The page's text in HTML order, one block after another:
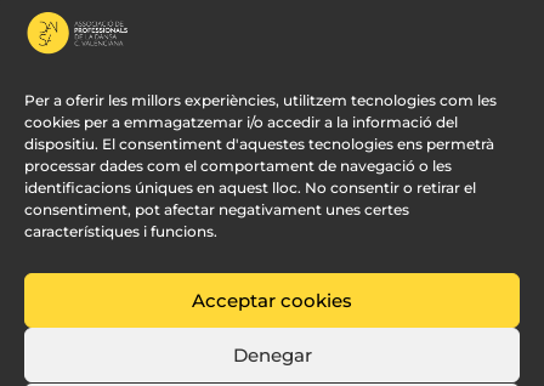
Per a oferir les millors experiències, utilitzem tecnologies com les
cookies per a emmagatzemar i/o accedir a la informació del
dispositiu. El consentiment d'aquestes tecnologies ens permetrà
processar dades com el comportament de navegació o les
identificacions úniques en aquest lloc. No consentir o retirar el
consentiment, pot afectar negativament unes certes
característiques i funcions.
Acceptar cookies
Denegar
Disseny Web Valencia:Innobing